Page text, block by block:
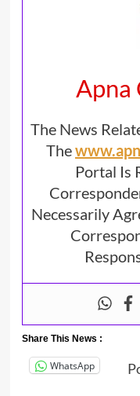
Apna
The News
The
Portal Is
Necessarily
Share This News :
WhatsApp